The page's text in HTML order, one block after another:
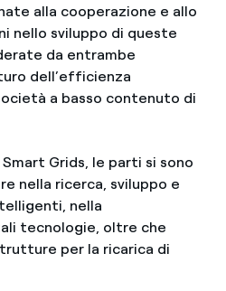
alla cooperazione e allo
nello sviluppo di queste
da entrambe
dell’efficienza
a basso contenuto di
Grids, le parti si sono
nella ricerca, sviluppo e
nella
tecnologie, oltre che
per la ricarica di